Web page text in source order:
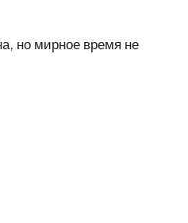
но мирное время не